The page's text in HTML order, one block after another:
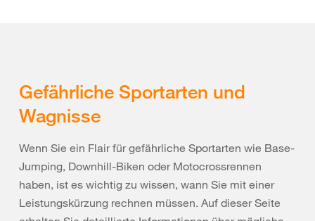
Gefährliche Sportarten und
Wagnisse
Wenn Sie ein Flair für gefährliche Sportarten wie Base-
Jumping, Downhill-Biken oder Motocrossrennen
haben, ist es wichtig zu wissen, wann Sie mit einer
Leistungskürzung rechnen müssen. Auf dieser Seite